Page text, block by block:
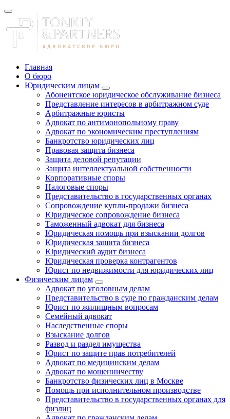
Главная
О бюро
Юридическим лицам
Абонентское юридическое обслуживание бизнеса
Представление интересов в арбитражном суде
Арбитражные юристы
Адвокат по антимонопольному праву
Адвокат по экономическим преступлениям
Банкротство юридических лиц
Правовая защита бизнеса
Защита деловой репутации
Защита интеллектуальной собственности
Корпоративные споры
Налоговые споры
Представительство в государственных органах
Сопровождение купли-продажи бизнеса
Юридическое сопровождение бизнеса
Таможенный адвокат для бизнеса
Юридическая помощь при взыскании долгов
Юридическая защита бизнеса
Юридический аудит бизнеса
Юридическая проверка контрагентов
Юрист по недвижимости для юридических лиц
Физическим лицам
Адвокат по уголовным делам
Представительство в суде по гражданским делам
Юрист по жилищным вопросам
Семейный адвокат
Наследственные споры
Взыскание долгов
Развод и раздел имущества
Юрист по защите прав потребителей
Адвокат по медицинским делам
Адвокат по мошенничеству
Банкротство физических лиц в Москве
Помощь при исполнительном производстве
Представительство в государственных органах для
физлиц